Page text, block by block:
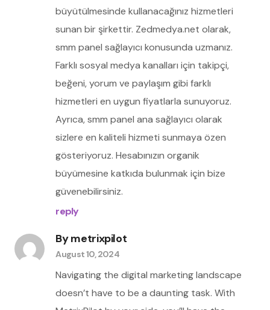
büyütülmesinde kullanacağınız hizmetleri
sunan bir şirkettir. Zedmedya.net olarak,
smm panel sağlayıcı konusunda uzmanız.
Farklı sosyal medya kanalları için takipçi,
beğeni, yorum ve paylaşım gibi farklı
hizmetleri en uygun fiyatlarla sunuyoruz.
Ayrıca, smm panel ana sağlayıcı olarak
sizlere en kaliteli hizmeti sunmaya özen
gösteriyoruz. Hesabınızın organik
büyümesine katkıda bulunmak için bize
güvenebilirsiniz.
reply
Bymetrixpilot
August 10, 2024
Navigating the digital marketing landscape
doesn’t have to be a daunting task. With